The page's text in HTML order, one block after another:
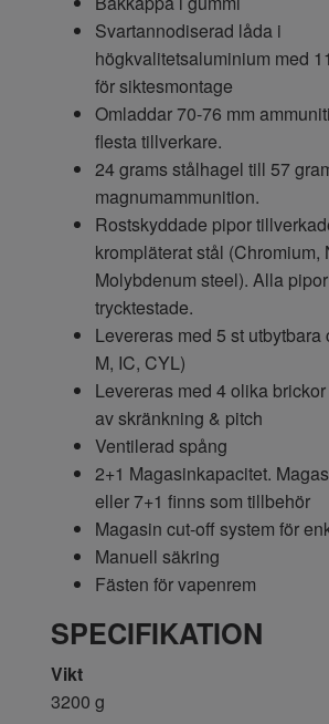
Svartannodiserad låda i
högkvalitetsaluminium med
för siktesmontage
Omladdar 70-76 mm
flesta tillverkare.
24 grams stålhagel till 57
magnumammunition.
Rostskyddade pipor
krompläterat stål (Chromium,
Molybdenum steel). Alla
trycktestade.
Levereras med 5 st utbytbara
M, IC, CYL)
Levereras med 4 olika
av skränkning & pitch
Ventilerad spång
2+1 Magasinkapacitet.
eller 7+1 finns som tillbehör
Magasin cut-off system för
Manuell säkring
Fästen för vapenrem
SPECIFIKATION
Vikt
3200 g